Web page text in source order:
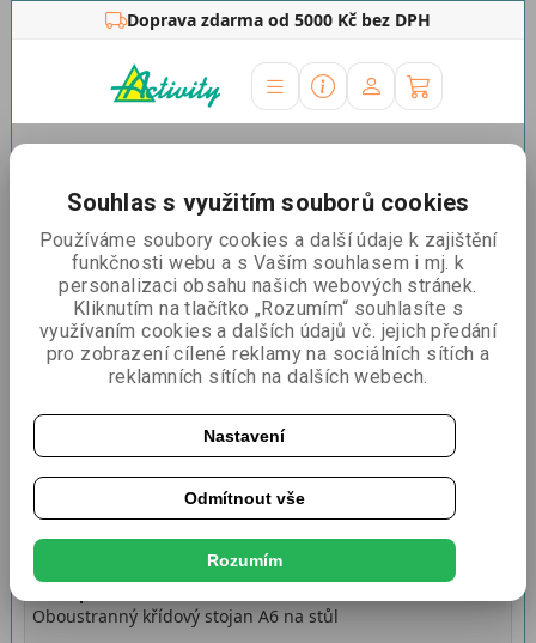
Doprava zdarma od 5000 Kč bez DPH
Řadit podle: Nejlevnější Nejdražší Nejprodávanější
Křídový menu stojánek A6
Oboustranný křídový stojan A6 na stůl
Souhlas s využitím souborů cookies
Používáme soubory cookies a další údaje k zajištění
funkčnosti webu a s Vaším souhlasem i mj. k
personalizaci obsahu našich webových stránek.
Kliknutím na tlačítko „Rozumím“ souhlasíte s
využívaním cookies a dalších údajů vč. jejich předání
pro zobrazení cílené reklamy na sociálních sítích a
reklamních sítích na dalších webech.
Nastavení
Odmítnout vše
Rozumím